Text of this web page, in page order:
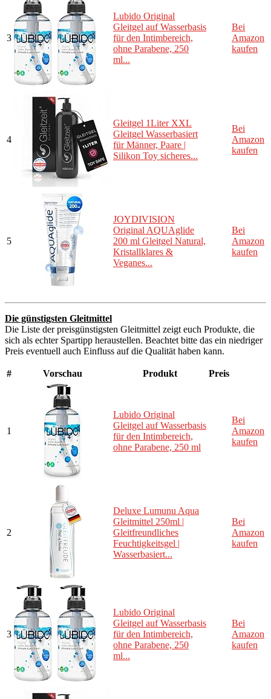
3
Lubido Original
Gleitgel auf Wasserbasis
für den Intimbereich,
ohne Parabene, 250
ml...
Bei
Amazon
kaufen
4
Gleitgel 1Liter XXL
Gleitgel Wasserbasiert
für Männer, Paare |
Silikon Toy sicheres...
Bei
Amazon
kaufen
5
JOYDIVISION
Original AQUAglide
200 ml Gleitgel Natural,
Kristallklares &
Veganes...
Bei
Amazon
kaufen
Die günstigsten Gleitmittel
Die Liste der preisgünstigsten Gleitmittel zeigt euch Produkte, die
sich als echter Spartipp heraustellen. Beachtet bitte das ein niedriger
Preis eventuell auch Einfluss auf die Qualität haben kann.
# Vorschau Produkt Preis
1
Lubido Original
Gleitgel auf Wasserbasis
für den Intimbereich,
ohne Parabene, 250 ml
Bei
Amazon
kaufen
2
Deluxe Lumunu Aqua
Gleitmittel 250ml |
Gleitfreundliches
Feuchtigkeitsgel |
Wasserbasiert...
Bei
Amazon
kaufen
3
Lubido Original
Gleitgel auf Wasserbasis
für den Intimbereich,
ohne Parabene, 250
ml...
Bei
Amazon
kaufen